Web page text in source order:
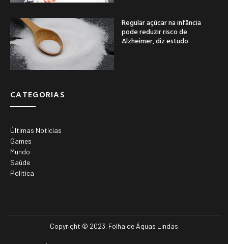
Regular açúcar na infância
pode reduzir risco de
Alzheimer, diz estudo
CATEGORIAS
Últimas Notícias
Games
Mundo
Saúde
Política
Copyright © 2023. Folha de Águas Lindas